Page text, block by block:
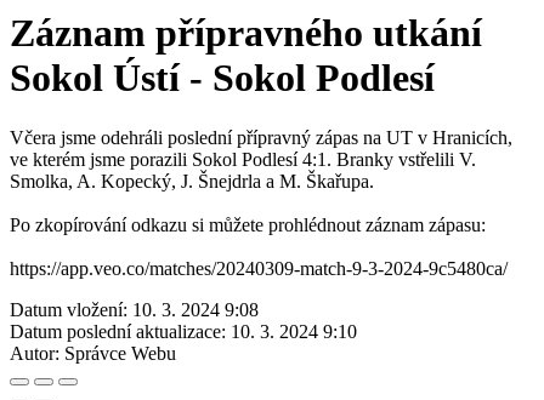
Záznam přípravného utkání
Sokol Ústí - Sokol Podlesí
Včera jsme odehráli poslední přípravný zápas na UT v Hranicích,
ve kterém jsme porazili Sokol Podlesí 4:1. Branky vstřelili V.
Smolka, A. Kopecký, J. Šnejdrla a M. Škařupa.
Po zkopírování odkazu si můžete prohlédnout záznam zápasu:
https://app.veo.co/matches/20240309-match-9-3-2024-9c5480ca/
Datum vložení: 10. 3. 2024 9:08
Datum poslední aktualizace: 10. 3. 2024 9:10
Autor: Správce Webu